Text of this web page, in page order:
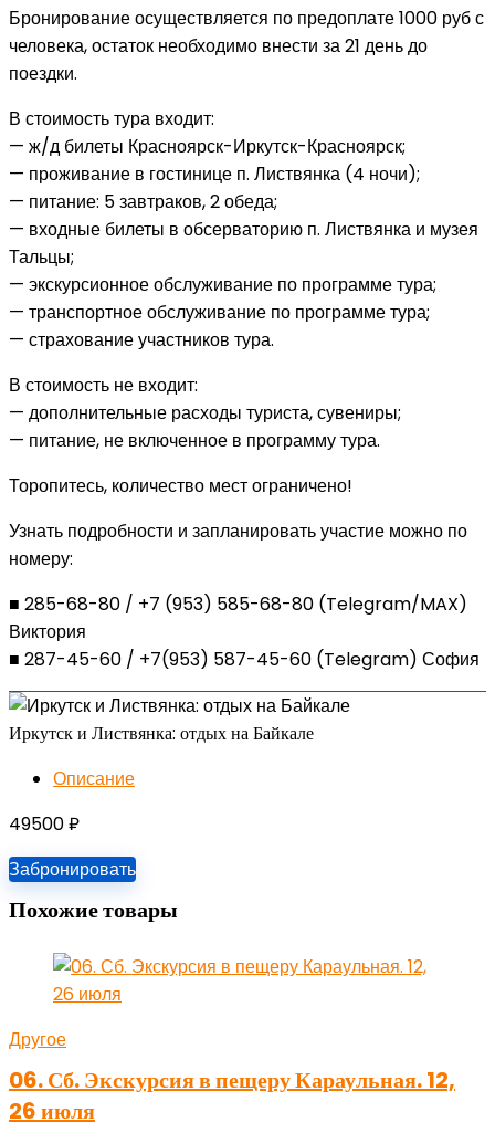
Бронирование осуществляется по предоплате 1000 руб с
человека, остаток необходимо внести за 21 день до
поездки.
В стоимость тура входит:
— ж/д билеты Красноярск-Иркутск-Красноярск;
— проживание в гостинице п. Листвянка (4 ночи);
— питание: 5 завтраков, 2 обеда;
— входные билеты в обсерваторию п. Листвянка и музея
Тальцы;
— экскурсионное обслуживание по программе тура;
— транспортное обслуживание по программе тура;
— страхование участников тура.
В стоимость не входит:
— дополнительные расходы туриста, сувениры;
— питание, не включенное в программу тура.
Торопитесь, количество мест ограничено!
Узнать подробности и запланировать участие можно по
номеру:
■ 285-68-80 / +7 (953) 585-68-80 (Telegram/MAX)
Виктория
■ 287-45-60 / +7(953) 587-45-60 (Telegram) София
Иркутск и Листвянка: отдых на Байкале
Описание
49500₽
Забронировать
Похожие товары
Другое
06. Сб. Экскурсия в пещеру Караульная. 12,
26 июля